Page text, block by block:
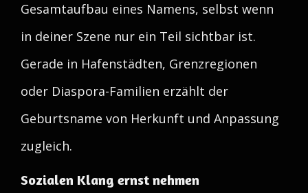
Gesamtaufbau eines Namens, selbst wenn
in deiner Szene nur ein Teil sichtbar ist.
Gerade in Hafenstädten, Grenzregionen
oder Diaspora-Familien erzählt der
Geburtsname von Herkunft und Anpassung
zugleich.
Sozialen Klang ernst nehmen